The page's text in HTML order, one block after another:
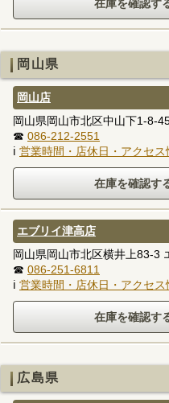
岡山県
岡山店
岡山県岡山市北区中山下1-8-
☎ 086-212-2551
ℹ 営業時間・店休日・アクセス
エブリイ津高店
岡山県岡山市北区横井上83-3
☎ 086-251-6811
ℹ 営業時間・店休日・アクセス
広島県